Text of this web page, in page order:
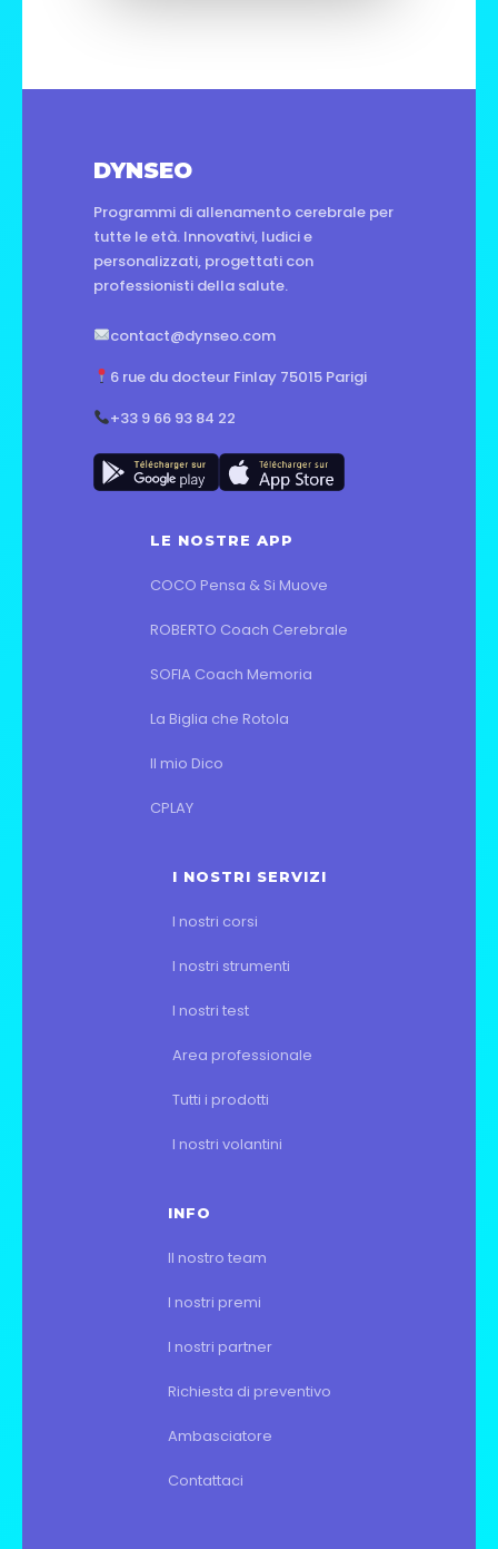
DYNSEO
Programmi di allenamento cerebrale per
tutte le età. Innovativi, ludici e
personalizzati, progettati con
professionisti della salute.
contact@dynseo.com
6 rue du docteur Finlay 75015 Parigi
+33 9 66 93 84 22
LE NOSTRE APP
COCO Pensa & Si Muove
ROBERTO Coach Cerebrale
SOFIA Coach Memoria
La Biglia che Rotola
Il mio Dico
CPLAY
I NOSTRI SERVIZI
I nostri corsi
I nostri strumenti
I nostri test
Area professionale
Tutti i prodotti
I nostri volantini
INFO
Il nostro team
I nostri premi
I nostri partner
Richiesta di preventivo
Ambasciatore
Contattaci